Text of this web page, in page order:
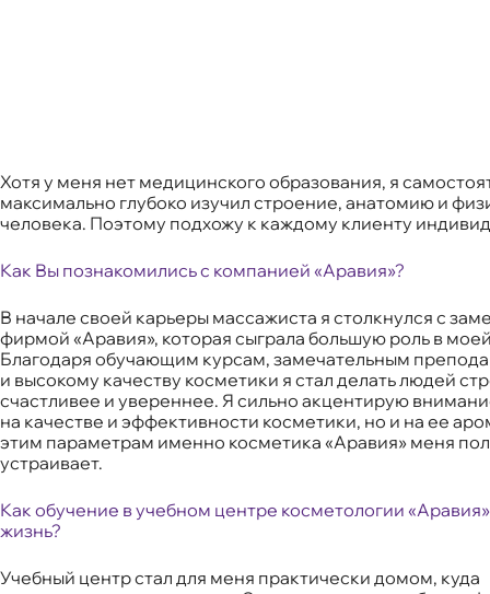
Хотя у меня нет медицинского образования, я
максимально глубоко изучил строение, анатомию и
человека. Поэтому подхожу к каждому клиенту
Как Вы познакомились с компанией «Аравия»?
В начале своей карьеры массажиста я столкнулся с
фирмой «Аравия», которая сыграла большую роль в
Благодаря обучающим курсам, замечательным
и высокому качеству косметики я стал делать людей
счастливее и увереннее. Я сильно акцентирую
на качестве и эффективности косметики, но и на ее
этим параметрам именно косметика «Аравия» меня
устраивает.
Как обучение в учебном центре косметологии
жизнь?
Учебный центр стал для меня практически домом, куда